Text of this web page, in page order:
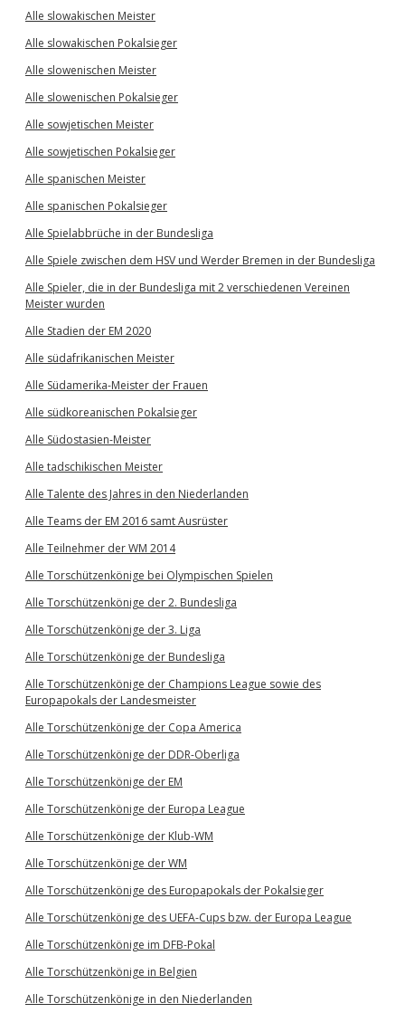
Alle slowakischen Meister
Alle slowakischen Pokalsieger
Alle slowenischen Meister
Alle slowenischen Pokalsieger
Alle sowjetischen Meister
Alle sowjetischen Pokalsieger
Alle spanischen Meister
Alle spanischen Pokalsieger
Alle Spielabbrüche in der Bundesliga
Alle Spiele zwischen dem HSV und Werder Bremen in der Bundesliga
Alle Spieler, die in der Bundesliga mit 2 verschiedenen Vereinen
Meister wurden
Alle Stadien der EM 2020
Alle südafrikanischen Meister
Alle Südamerika-Meister der Frauen
Alle südkoreanischen Pokalsieger
Alle Südostasien-Meister
Alle tadschikischen Meister
Alle Talente des Jahres in den Niederlanden
Alle Teams der EM 2016 samt Ausrüster
Alle Teilnehmer der WM 2014
Alle Torschützenkönige bei Olympischen Spielen
Alle Torschützenkönige der 2. Bundesliga
Alle Torschützenkönige der 3. Liga
Alle Torschützenkönige der Bundesliga
Alle Torschützenkönige der Champions League sowie des
Europapokals der Landesmeister
Alle Torschützenkönige der Copa America
Alle Torschützenkönige der DDR-Oberliga
Alle Torschützenkönige der EM
Alle Torschützenkönige der Europa League
Alle Torschützenkönige der Klub-WM
Alle Torschützenkönige der WM
Alle Torschützenkönige des Europapokals der Pokalsieger
Alle Torschützenkönige des UEFA-Cups bzw. der Europa League
Alle Torschützenkönige im DFB-Pokal
Alle Torschützenkönige in Belgien
Alle Torschützenkönige in den Niederlanden